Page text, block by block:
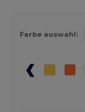
Farbe auswahl: